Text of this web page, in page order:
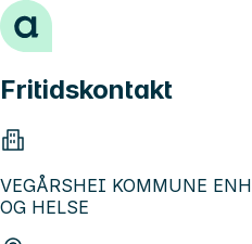
Hopp til innhold
Fritidskontakt
VEGÅRSHEI KOMMUNE
OG HELSE